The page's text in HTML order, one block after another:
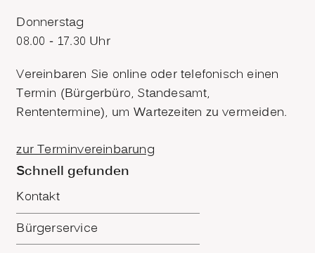
Donnerstag
08.00 - 17.30 Uhr
Vereinbaren Sie online oder telefonisch einen
Termin (Bürgerbüro, Standesamt,
Rententermine), um Wartezeiten zu vermeiden.
zur Terminvereinbarung
Schnell gefunden
Kontakt
Bürgerservice